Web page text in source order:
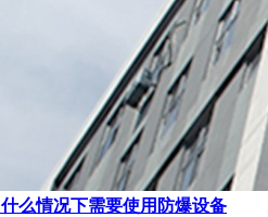
什么情况下需要使用防爆设备